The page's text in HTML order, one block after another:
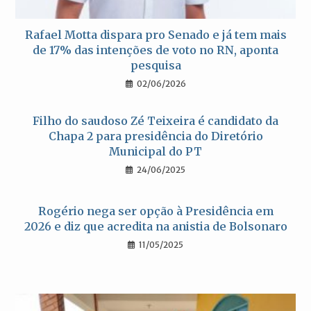
Rafael Motta dispara pro Senado e já tem mais
de 17% das intenções de voto no RN, aponta
pesquisa
02/06/2026
Filho do saudoso Zé Teixeira é candidato da
Chapa 2 para presidência do Diretório
Municipal do PT
24/06/2025
Rogério nega ser opção à Presidência em
2026 e diz que acredita na anistia de Bolsonaro
11/05/2025